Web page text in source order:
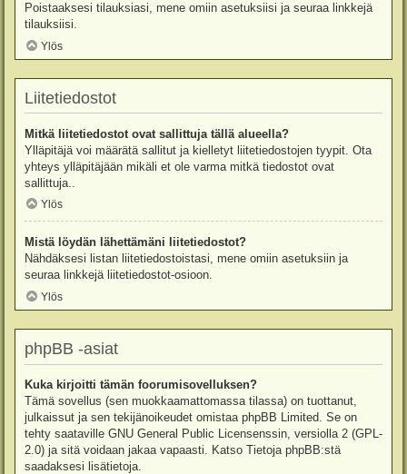
Poistaaksesi tilauksiasi, mene omiin asetuksiisi ja seuraa linkkejä
tilauksiisi.
Ylös
Liitetiedostot
Mitkä liitetiedostot ovat sallittuja tällä alueella?
Ylläpitäjä voi määrätä sallitut ja kielletyt liitetiedostojen tyypit. Ota
yhteys ylläpitäjään mikäli et ole varma mitkä tiedostot ovat
sallittuja..
Ylös
Mistä löydän lähettämäni liitetiedostot?
Nähdäksesi listan liitetiedostoistasi, mene omiin asetuksiin ja
seuraa linkkejä liitetiedostot-osioon.
Ylös
phpBB -asiat
Kuka kirjoitti tämän foorumisovelluksen?
Tämä sovellus (sen muokkaamattomassa tilassa) on tuottanut,
julkaissut ja sen tekijänoikeudet omistaa phpBB Limited . Se on
tehty saataville GNU General Public Licensenssin, versiolla 2 (GPL-
2.0) ja sitä voidaan jakaa vapaasti. Katso Tietoja phpBB:stä
saadaksesi lisätietoja.